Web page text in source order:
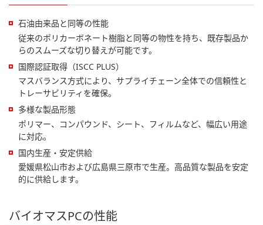
石油由来品と同等の性能
従来のポリカーボネート樹脂と同等の物性を持ち、既存製品か
らのスムーズな切り替えが可能です。
国際認証取得（ISCC PLUS）
マスバランス方式により、サプライチェーン全体での信頼性と
トレーサビリティを確保。
多様な製品形態
ポリマー、コンパウンド、シート、フィルムなど、幅広い用途
に対応。
国内生産・安定供給
愛媛県松山市および広島県三原市で生産。高品質な製品を安定
的に供給します。
バイオマスPCの性能